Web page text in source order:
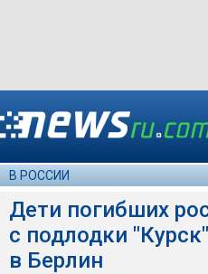
В РОССИИ
Дети погибших
с подлодки
в Берлин